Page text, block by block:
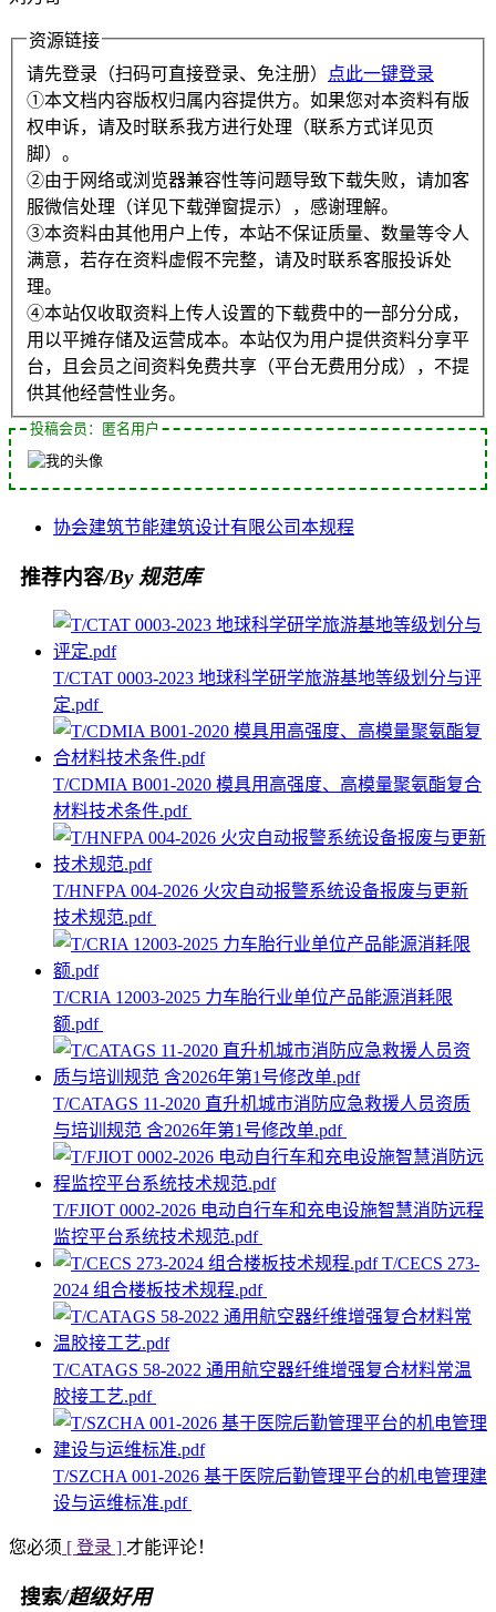
资源链接
请先登录（扫码可直接登录、免注册）
点此一键登录
①本文档内容版权归属内容提供方。如果您对本资料有版
权申诉，请及时联系我方进行处理（联系方式详见页
脚）。
②由于网络或浏览器兼容性等问题导致下载失败，请加客
服微信处理（详见下载弹窗提示），感谢理解。
③本资料由其他用户上传，本站不保证质量、数量等令人
满意，若存在资料虚假不完整，请及时联系客服投诉处
理。
④本站仅收取资料上传人设置的下载费中的一部分分成，
用以平摊存储及运营成本。本站仅为用户提供资料分享平
台，且会员之间资料免费共享（平台无费用分成），不提
供其他经营性业务。
投稿会员：匿名用户
协会建筑节能建筑设计有限公司本规程
推荐内容/By 规范库
T/CTAT 0003-2023 地球科学研学旅游基地等级划分与评
定.pdf
T/CDMIA B001-2020 模具用高强度、高模量聚氨酯复合
材料技术条件.pdf
T/HNFPA 004-2026 火灾自动报警系统设备报废与更新
技术规范.pdf
T/CRIA 12003-2025 力车胎行业单位产品能源消耗限
额.pdf
T/CATAGS 11-2020 直升机城市消防应急救援人员资质
与培训规范 含2026年第1号修改单.pdf
T/FJIOT 0002-2026 电动自行车和充电设施智慧消防远程
监控平台系统技术规范.pdf
T/CECS 273-
2024 组合楼板技术规程.pdf
T/CATAGS 58-2022 通用航空器纤维增强复合材料常温
胶接工艺.pdf
T/SZCHA 001-2026 基于医院后勤管理平台的机电管理建
设与运维标准.pdf
您必须 [ 登录 ] 才能评论！
搜索/超级好用